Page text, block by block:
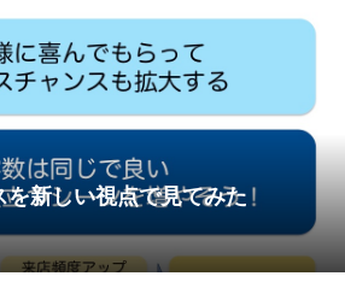
を新しい視点で見てみた